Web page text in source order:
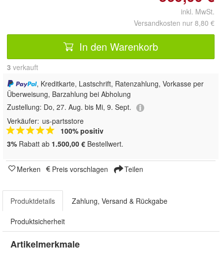
inkl. MwSt.
Versandkosten nur 8,80 €
In den Warenkorb
3 verkauft
, Kreditkarte, Lastschrift, Ratenzahlung, Vorkasse per
Überweisung, Barzahlung bei Abholung
Zustellung: Do, 27. Aug. bis Mi, 9. Sept.
Verkäufer: us-partsstore
100% positiv
3% Rabatt ab 1.500,00 € Bestellwert.
Merken Preis vorschlagen Teilen
Produktdetails Zahlung, Versand & Rückgabe
Produktsicherheit
Artikelmerkmale